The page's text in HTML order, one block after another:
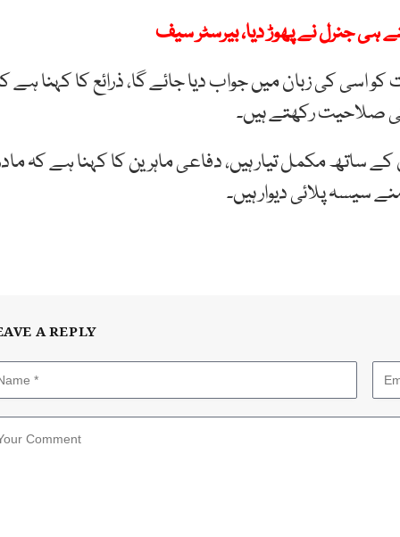
ہی جنرل نے پھوڑ دیا، بیرسٹر سیف
اسی کی زبان میں جواب دیا جائے گا، ذرائع کا کہنا ہے
صلاحیت رکھتے ہیں۔
ساتھ مکمل تیار ہیں، دفاعی ماہرین کا کہنا ہے کہ
سیسہ پلائی دیوار ہیں۔
A REPLY